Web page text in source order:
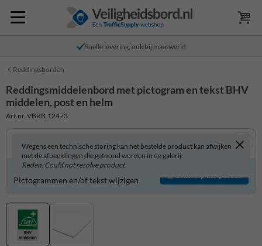
Snelle levering, ook bij maatwerk!
Reddingsborden
Reddingsmiddelenbord met pictogram en tekst BHV
middelen, post en helm
Art.nr. VBRB.12473
Wegens een technische storing kan het bestelde product kan afwijken
met de afbeeldingen die getoond worden in de galerij.
Reden: Could not resolve product
Reddingsmiddelenbord zelf aanpassen?
Pictogrammen en/of tekst wijzigen
Ontwerp aanpassen